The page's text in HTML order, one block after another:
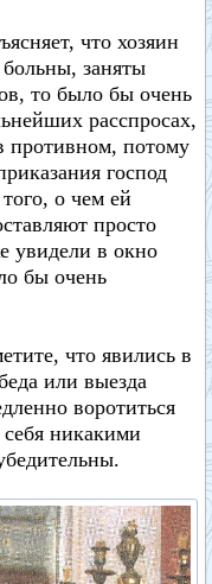
что хозяин
заняты
то было бы очень
расспросах,
противном, потому
господ
о чем ей
просто
увидели в окно
бы очень
что явились в
или выезда
воротиться
себя никакими